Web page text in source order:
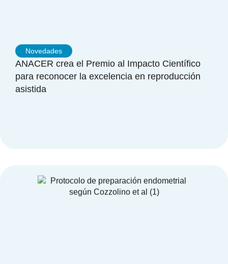
Novedades
ANACER crea el Premio al Impacto Científico
para reconocer la excelencia en reproducción
asistida